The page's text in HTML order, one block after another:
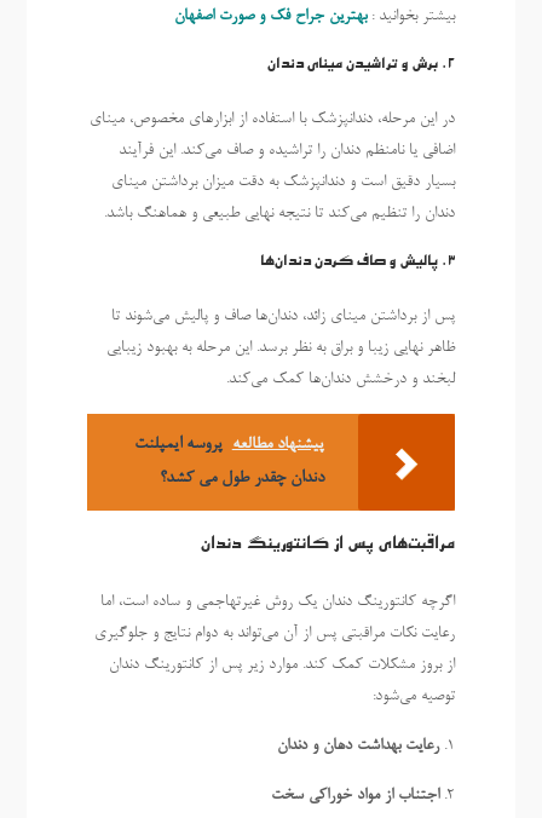
بیشتر بخوانید :بهترین جراح فک و صورت اصفهان
2. برش و تراشیدن مینای دندان
در این مرحله، دندانپزشک با استفاده از ابزارهای مخصوص، مینای
اضافی یا نامنظم دندان را تراشیده و صاف می‌کند. این فرآیند
بسیار دقیق است و دندانپزشک به دقت میزان برداشتن مینای
دندان را تنظیم می‌کند تا نتیجه نهایی طبیعی و هماهنگ باشد.
3. پالیش و صاف کردن دندان‌ها
پس از برداشتن مینای زائد، دندان‌ها صاف و پالیش می‌شوند تا
ظاهر نهایی زیبا و براق به نظر برسد. این مرحله به بهبود زیبایی
لبخند و درخشش دندان‌ها کمک می‌کند.
پیشنهاد مطالعه پروسه ایمپلنت
دندان چقدر طول می کشد؟
مراقبت‌های پس از کانتورینگ دندان
اگرچه کانتورینگ دندان یک روش غیرتهاجمی و ساده است، اما
رعایت نکات مراقبتی پس از آن می‌تواند به دوام نتایج و جلوگیری
از بروز مشکلات کمک کند. موارد زیر پس از کانتورینگ دندان
توصیه می‌شود:
1. رعایت بهداشت دهان و دندان
2. اجتناب از مواد خوراکی سخت